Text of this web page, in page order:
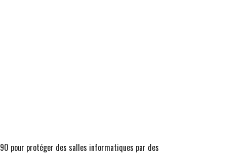
pour protéger des salles informatiques par des